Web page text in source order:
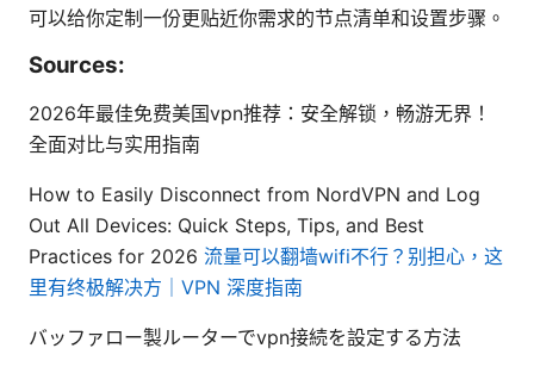
可以给你定制一份更贴近你需求的节点清单和设置步骤。
Sources:
2026年最佳免费美国vpn推荐：安全解锁，畅游无界！
全面对比与实用指南
How to Easily Disconnect from NordVPN and Log
Out All Devices: Quick Steps, Tips, and Best
Practices for 2026 流量可以翻墙wifi不行？别担心，这
里有终极解决方｜VPN 深度指南
バッファロー製ルーターでvpn接続を設定する方法